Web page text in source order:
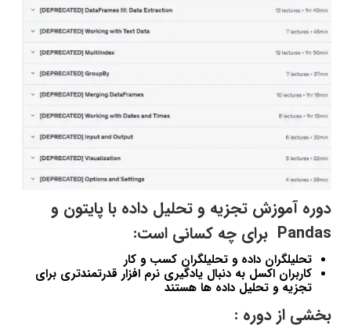
دوره آموزش تجزیه و تحلیل داده با پایتون و
Pandas برای چه کسانی است:
تحلیلگران داده و تحلیلگران کسب و کار
کاربران اکسل به دنبال یادگیری نرم افزار قدرتمندتری برای
تجزیه و تحلیل داده ها هستند
بخشی از دوره :